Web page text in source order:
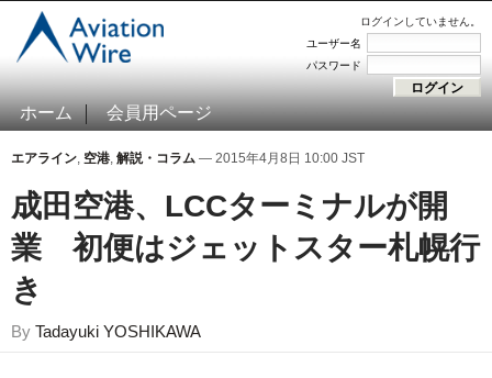
ログインしていません。
ユーザー名
パスワード
ホーム 会員用ページ
エアライン, 空港, 解説・コラム — 2015年4月8日 10:00 JST
成田空港、LCCターミナルが開
業 初便はジェットスター札幌行
き
By Tadayuki YOSHIKAWA